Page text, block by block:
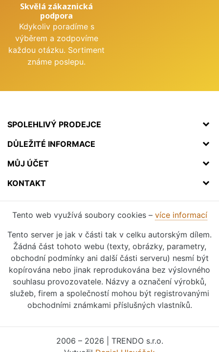
Skvělá zákaznická
podpora
Kdykoliv poradíme s
výběrem a zodpovíme
každou otázku. Sortiment
známe poslepu.
SPOLEHLIVÝ PRODEJCE
DŮLEŽITÉ INFORMACE
MŮJ ÚČET
KONTAKT
Tento web využívá soubory cookies – více informací
Tento server je jak v části tak v celku autorským dílem.
Žádná část tohoto webu (texty, obrázky, parametry,
obchodní podmínky ani další části serveru) nesmí být
kopírována nebo jinak reprodukována bez výslovného
souhlasu provozovatele. Názvy a označení výrobků,
služeb, firem a společností mohou být registrovanými
obchodními známkami příslušných vlastníků.
2006 – 2026 | TRENDO s.r.o.